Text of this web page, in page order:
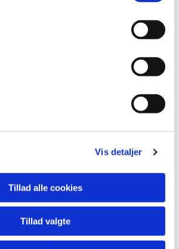
Vis detaljer
Tillad alle cookies
Tillad valgte
måske også kunne